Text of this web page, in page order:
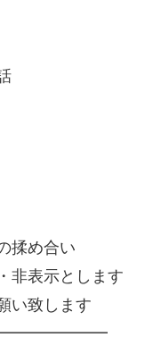
揉め合い
非表示とします
い致します